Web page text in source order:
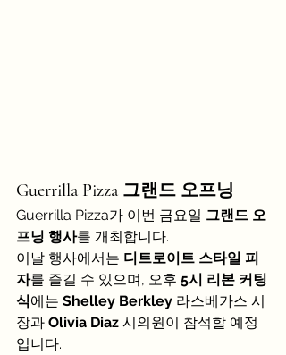
Guerrilla Pizza 그랜드 오프닝
Guerrilla Pizza가 이번 금요일 그랜드 오
프닝 행사를 개최합니다.
이날 행사에서는 디트로이트 스타일 피
자를 즐길 수 있으며, 오후 5시 리본 커팅
식에는 Shelley Berkley 라스베가스 시
장과 Olivia Diaz 시의원이 참석할 예정
입니다.